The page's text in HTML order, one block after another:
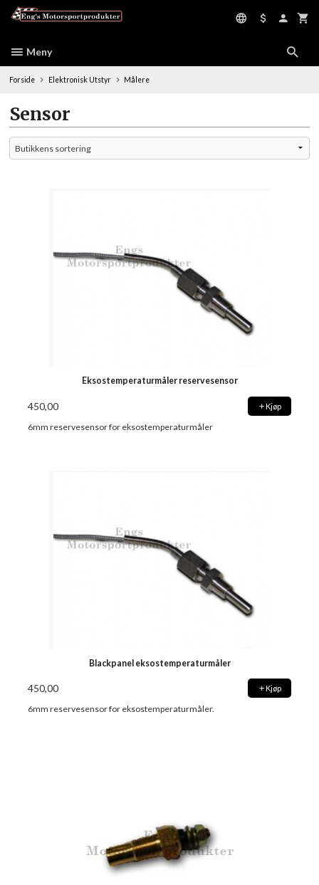
Meny
Forside Elektronisk Utstyr Målere
Sensor
Eksostemperaturmåler reservesensor
450,00 Kjøp
6mm reservesensor for eksostemperaturmåler
Blackpanel eksostemperaturmåler
450,00 Kjøp
6mm reservesensor for eksostemperaturmåler.